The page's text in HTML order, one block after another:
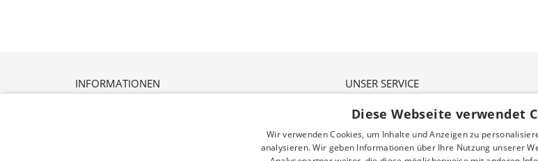
INFORMATIONEN
UNSER SERVICE
Gutscheine
Nachhaltigkeit
Über uns
Diese Webseite verwendet
Wir verwenden Cookies, um Inhalte und Anzeigen zu
analysieren. Wir geben Informationen über Ihre Nutzung unserer